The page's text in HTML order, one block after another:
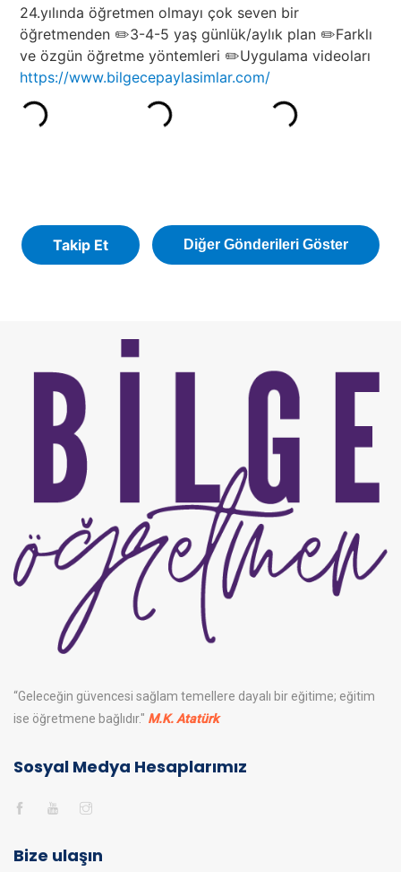
“Geleceğin güvencesi sağlam temellere dayalı bir eğitime; eğitim
ise öğretmene bağlıdır." M.K. Atatürk
Sosyal Medya Hesaplarımız
Bize ulaşın